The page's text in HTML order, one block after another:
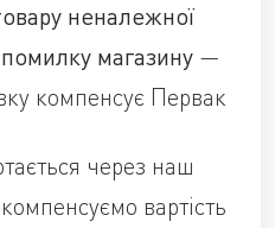
неналежної
магазину —
компенсує Первак
через наш
вартість